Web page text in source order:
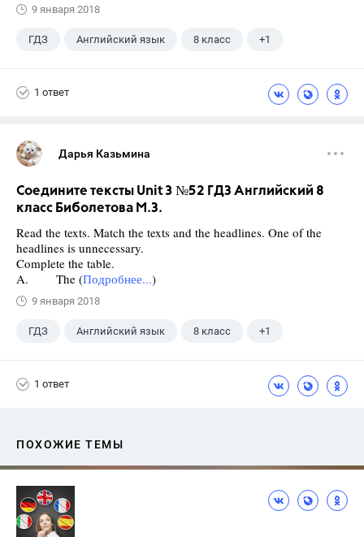
9 января 2018
ГДЗ Английский язык 8 класс +1
1 ответ
Дарья Казьмина
Соедините тексты Unit 3 №52 ГДЗ Английский 8
класс Биболетова М.З.
Read the texts. Match the texts and the headlines. One of the
headlines is unnecessary.
Complete the table.
A. The (Подробнее...)
9 января 2018
ГДЗ Английский язык 8 класс +1
1 ответ
ПОХОЖИЕ ТЕМЫ